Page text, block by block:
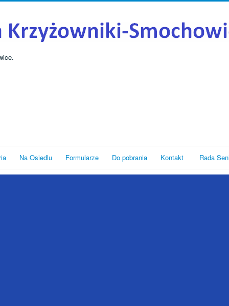
Na Osiedlu Formularze Do pobrania Kontakt Rada